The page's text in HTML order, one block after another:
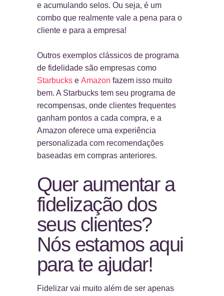
e acumulando selos. Ou seja, é um
combo que realmente vale a pena para o
cliente e para a empresa!
Outros exemplos clássicos de programa
de fidelidade são empresas como
Starbucks e Amazon fazem isso muito
bem. A Starbucks tem seu programa de
recompensas, onde clientes frequentes
ganham pontos a cada compra, e a
Amazon oferece uma experiência
personalizada com recomendações
baseadas em compras anteriores.
Quer aumentar a
fidelização dos
seus clientes?
Nós estamos aqui
para te ajudar!
Fidelizar vai muito além de ser apenas